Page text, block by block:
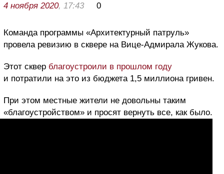
4 ноября 2020, 17:43 0
Команда программы «Архитектурный патруль»
провела ревизию в сквере на Вице-Адмирала Жукова.
Этот сквер благоустроили в прошлом году
и потратили на это из бюджета 1,5 миллиона гривен.
При этом местные жители не довольны таким
«благоустройством» и просят вернуть все, как было.